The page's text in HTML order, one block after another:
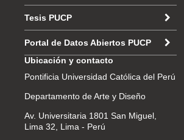
Tesis PUCP
Portal de Datos Abiertos PUCP
Ubicación y contacto
Pontificia Universidad Católica del Perú
Departamento de Arte y Diseño
Av. Universitaria 1801 San Miguel,
Lima 32, Lima - Perú